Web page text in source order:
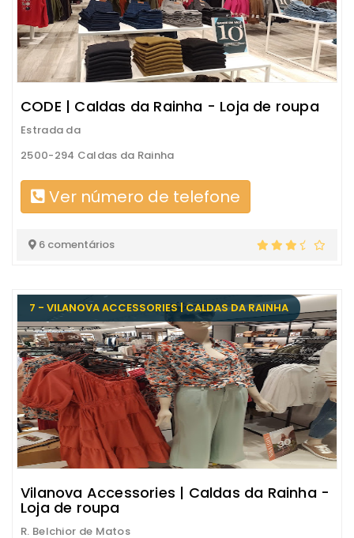
CODE | Caldas da Rainha - Loja de roupa
Estrada da
2500-294 Caldas da Rainha
Ver número de telefone
6 comentários
7 - VILANOVA ACCESSORIES | CALDAS DA RAINHA
Vilanova Accessories | Caldas da Rainha -
Loja de roupa
R. Belchior de Matos